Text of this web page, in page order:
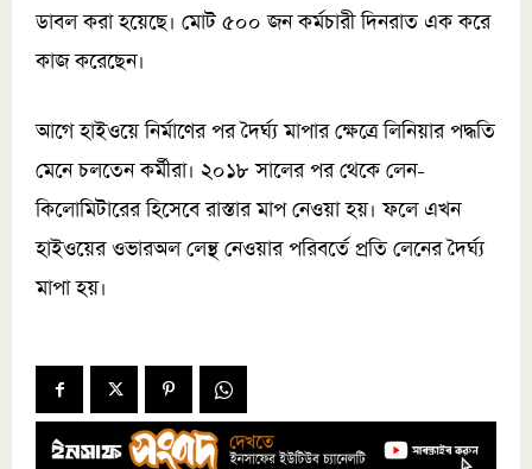
ডাবল করা হয়েছে। মোট ৫০০ জন কর্মচারী দিনরাত এক করে
কাজ করেছেন।
আগে হাইওয়ে নির্মাণের পর দৈর্ঘ্য মাপার ক্ষেত্রে লিনিয়ার পদ্ধতি
মেনে চলতেন কর্মীরা। ২০১৮ সালের পর থেকে লেন-
কিলোমিটারের হিসেবে রাস্তার মাপ নেওয়া হয়। ফলে এখন
হাইওয়ের ওভারঅল লেন্থ নেওয়ার পরিবর্তে প্রতি লেনের দৈর্ঘ্য
মাপা হয়।